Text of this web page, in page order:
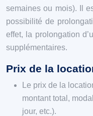
semaines ou mois). Il
possibilité de
effet, la prolongation
supplémentaires.
Prix de la
Le prix de la
montant total,
jour, etc.).